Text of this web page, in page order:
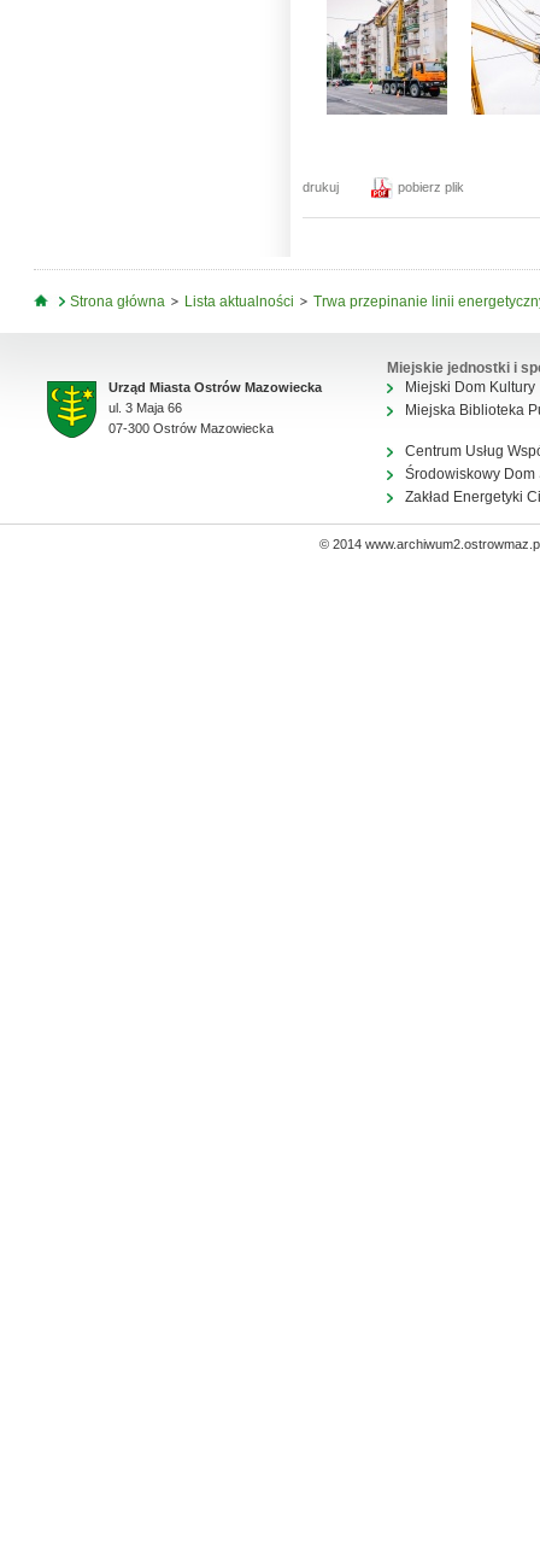
drukuj pobierz plik
Jesteś tutaj
Strona główna Lista aktualności Trwa przepinanie linii
Urząd Miasta Ostrów Mazowiecka
ul. 3 Maja 66
07-300 Ostrów Mazowiecka
Miejskie jednostki i
Miejski Dom Kultury
Miejska Biblioteka
Centrum Usług
Środowiskowy Dom
Zakład Energetyki
© 2014